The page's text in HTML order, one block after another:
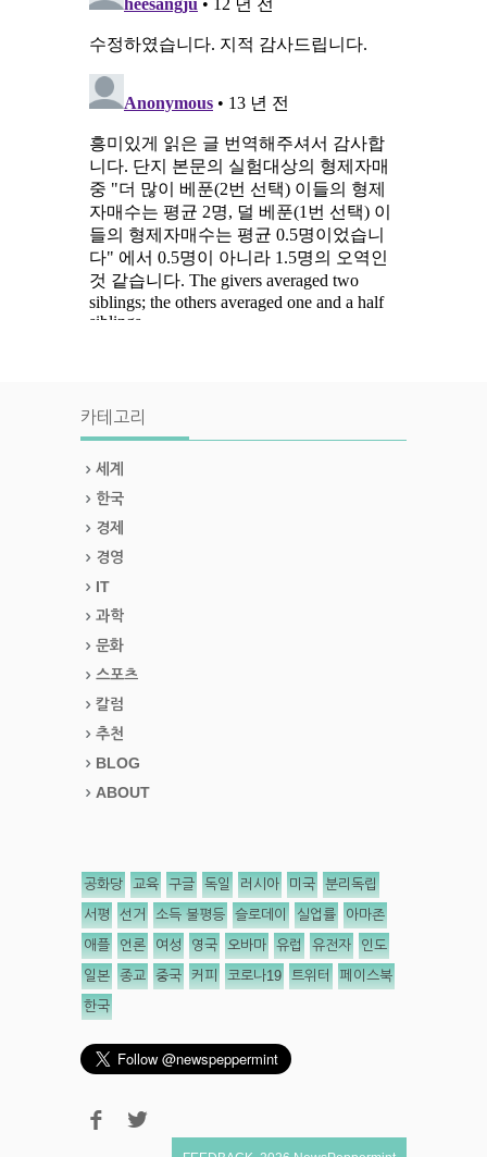
카테고리
세계
한국
경제
경영
IT
과학
문화
스포츠
칼럼
추천
BLOG
ABOUT
공화당 교육 구글 독일 러시아 미국 분리독립
서평 선거 소득 불평등 슬로데이 실업률 아마존
애플 언론 여성 영국 오바마 유럽 유전자 인도
일본 종교 중국 커피 코로나19 트위터 페이스북
한국